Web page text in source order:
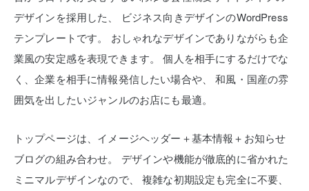
デザインを採用した、
ビジネス向きデザインのWordPress
テンプレートです。
おしゃれなデザインでありながらも企
業風の安定感を表現できます。
個人を相手にするだけでな
く、企業を相手に情報発信したい場合や、
和風・国産の雰
囲気を出したいジャンルのお店にも最適。
トップページは、イメージヘッダー＋基本情報＋お知らせ
ブログの組み合わせ。
デザインや機能が徹底的に省かれた
ミニマルデザインなので、
複雑な初期設定も完全に不要、